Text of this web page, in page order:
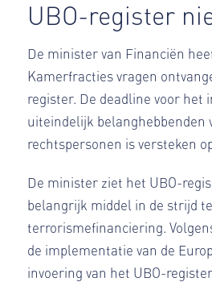
UBO-register
De minister van Financiën
Kamerfracties vragen
register. De deadline voor het
uiteindelijk belanghebbenden
rechtspersonen is versteken
De minister ziet het UBO-
belangrijk middel in de strijd
terrorismefinanciering.
de implementatie van de
invoering van het UBO-